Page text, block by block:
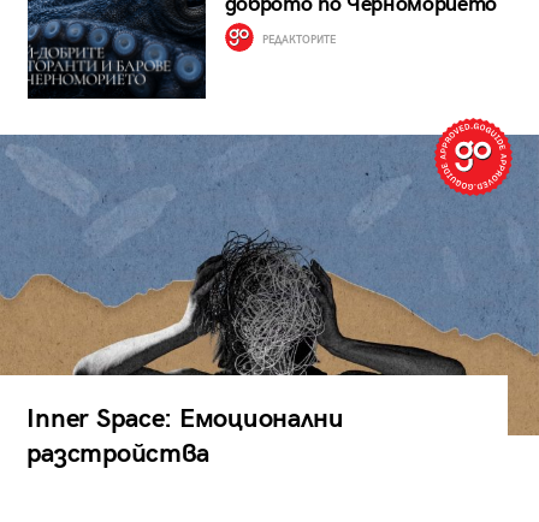
РЕДАКТОРИТЕ
Inner Space: Емоционални
разстройства